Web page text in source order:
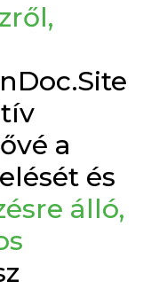
a
és
álló,